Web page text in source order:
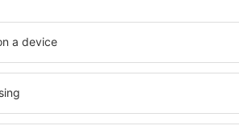
august 2026, 2 nopți